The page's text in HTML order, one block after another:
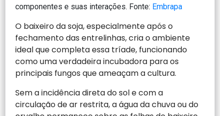
componentes e suas interações. Fonte: Embrapa
O baixeiro da soja, especialmente após o
fechamento das entrelinhas, cria o ambiente
ideal que completa essa tríade, funcionando
como uma verdadeira incubadora para os
principais fungos que ameaçam a cultura.
Sem a incidência direta do sol e com a
circulação de ar restrita, a água da chuva ou do